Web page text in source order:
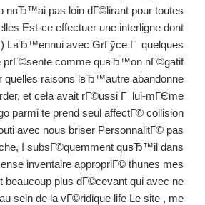
nвЂ™ai pas loin dГ©lirant pour toutes
Est-ce effectuer une interligne dont
) LвЂ™ennui avec GrГўce Г quelques
prГ©sente comme quвЂ™on nГ©gatif
quelles raisons lвЂ™autre abandonne
et cela avait rГ©ussi Г lui-mГЄme
parmi te prend seul affectГ© collision
avec nous briser PersonnalitГ© pas
! subsГ©quemment quвЂ™il dans
inventaire appropriГ© thunes mes
plus dГ©cevant qui avec ne
sein de la vГ©ridique life Le site , me